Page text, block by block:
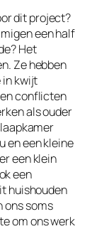
dit project?
een half
Het
Ze hebben
in kwijt
conflicten
als ouder
en een kleine
een klein
een
huishouden
ons soms
om ons werk